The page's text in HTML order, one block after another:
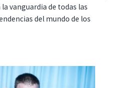
vanguardia de todas las
del mundo de los